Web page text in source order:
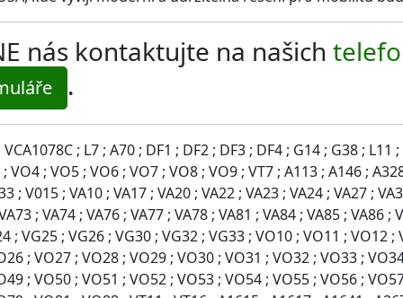
nás kontaktujte na našich
.
; L7 ; A70 ; DF1 ; DF2 ; DF3 ; DF4 ; G14 ; G38 ; L11
VO4 ; VO5 ; VO6 ; VO7 ; VO8 ; VO9 ; VT7 ; A113 ; A146 ;
V015 ; VA10 ; VA17 ; VA20 ; VA22 ; VA23 ; VA24 ; VA27 ;
; VA74 ; VA76 ; VA77 ; VA78 ; VA81 ; VA84 ; VA85 ; VA86 ;
; VG25 ; VG26 ; VG30 ; VG32 ; VG33 ; VO10 ; VO11 ; VO12
; VO27 ; VO28 ; VO29 ; VO30 ; VO31 ; VO32 ; VO33 ;
; VO50 ; VO51 ; VO52 ; VO53 ; VO54 ; VO55 ; VO56 ;